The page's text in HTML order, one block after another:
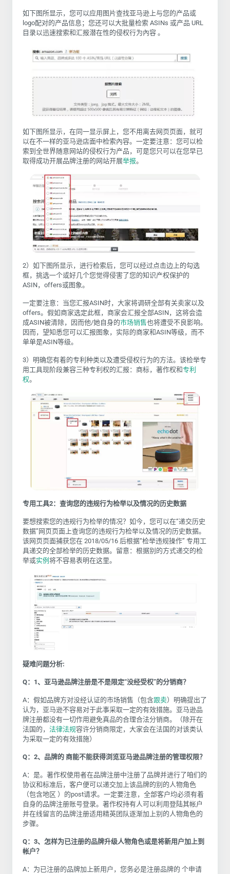
如下图所显示，您可以应用图片查找亚马逊上与您的产品或
logo配对的产品信息；您还可以大批量检索 ASINs 或产品 URL
目录以迅速搜索和汇报潜在性的侵权行为內容 。
如下图所显示，在同一显示屏上，您不用离去网页页面，就可
以在不一样的亚马逊店面中检索內容。一定要注意：您可以检
索到全世界随意网站的侵权行为产品，可是您只可以在您早已
取得成功开展品牌注册的网站开展举报。
2）如下图所显示，进行检索后，您可以经过点击边上的勾选
框，挑选一个或好几个您觉得侵害了您的知识产权保护的
ASIN，offers或图象。
一定要注意：当您汇报ASIN时，大家将调研全部有关卖家以及
offers。假如商家选定此框，商家会汇报全部ASIN，这将会造
成ASIN被清除，因而他/她自身的市场销售也将遭受不良影响。
因而，望知悉您可以汇报图象，实际的商家和ASIN等级，而不
单单是ASIN等级。
3）明确您有着的专利种类以及遭受侵权行为的方法。该检举专
用工具现阶段兼容三种专利权的汇报：商标，著作权和专利
权。
专用工具2：查询您的违规行为检举以及情况的历史数据
要想搜索您的违规行为检举的情况？如今，您可以在“递交历史
数据”网页页面上查询您的违规行为检举以及情况的历史数据。
该网页页面捕获您在 2018/05/16 后根据“检举违规操作” 专用工
具递交的全部检举的历史数据。留意：根据别的方式递交的检
举或实例将不容易表明在这里。
疑难问题分析:
Q： 1、亚马逊品牌注册是不是限定“没经受权”的分销商？
A：假如品牌方对没经认证的市场销售（包含跟卖）明确提出了
认为，亚马逊不容易对于此事采取一定的有效措施。亚马逊品
牌注册都没有一切作用避免真品的合理合法分销商。（除开在
法国的， 法律法规容许分销商限定，大家会在法国的对该类认
为采取一定的有效措施）
Q： 2、品牌的 商能不能获得浏览亚马逊品牌注册的管理权限？
A：是。著作权使用者在品牌注册中注册了品牌并进行了咱们的
协议和标准后，客户便可以递交加上该品牌的别的人物角色
（包含地区 ）的post请求。一定要注意，全部客户均必须有着
自身的品牌注册账号登录。著作权持有人可以利用登陆其帐户
并在线留言的品牌注册适用精英团队逐渐加上别的人物角色的
步骤。
Q： 3、怎样为已注册的品牌升级人物角色或是将新用户加上到
帐户？
A：为已注册的品牌加上新用户，您务必是注册品牌的 个申请